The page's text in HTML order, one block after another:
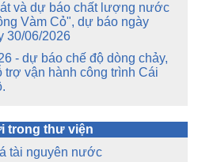
và dự báo chất lượng nước
Vàm Cỏ", dự báo ngày
30/06/2026
- dự báo chế độ dòng chảy,
trợ vận hành công trình Cái
trong thư viện
tài nguyên nước